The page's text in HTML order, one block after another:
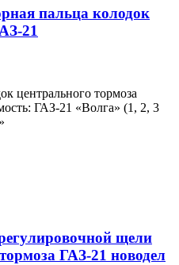
пальца колодок
21
центрального тормоза
ГАЗ-21 «Волга» (1, 2, 3
щели
ГАЗ-21 новодел